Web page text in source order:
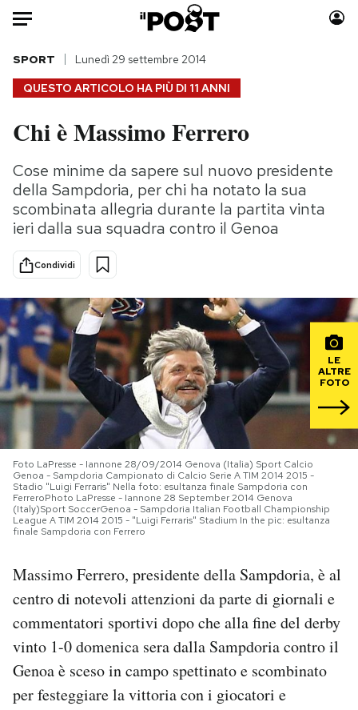
Auto
HOME
Italia
Politica
Tecnologia
Internet
Scienza
Cultura
Economia
Sport
Moda
Consumismi
Storie/Idee
Ok Boomer!
Altrecose
Mondiali calcio 2026
PODCAST
NEWSLETTER
I MIEI PREFERITI
CALENDARIO
AREA PERSONALE
Area Personale
QUESTO ARTICOLO HA PIÙ DI 11 ANNI
SPORT Lunedì 29 settembre 2014
Chi è Massimo Ferrero
Cose minime da sapere sul nuovo presidente
della Sampdoria, per chi ha notato la sua
scombinata allegria durante la partita vinta
ieri dalla sua squadra contro il Genoa
Condividi
LE
ALTRE
FOTO
Foto LaPresse - Iannone 28/09/2014 Genova (Italia) Sport Calcio
Genoa - Sampdoria Campionato di Calcio Serie A TIM 2014 2015 -
Stadio "Luigi Ferraris" Nella foto: esultanza finale Sampdoria con
FerreroPhoto LaPresse - Iannone 28 September 2014 Genova
(Italy)Sport SoccerGenoa - Sampdoria Italian Football Championship
League A TIM 2014 2015 - "Luigi Ferraris" Stadium In the pic: esultanza
finale Sampdoria con Ferrero
Massimo Ferrero, presidente della Sampdoria, è al
centro di notevoli attenzioni da parte di giornali e
commentatori sportivi dopo che alla fine del derby
vinto 1-0 domenica sera dalla Sampdoria contro il
Genoa è sceso in campo spettinato e scombinato
per festeggiare la vittoria con i giocatori e